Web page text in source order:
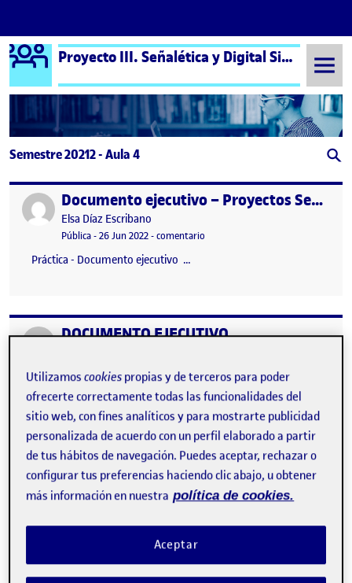
Saltar al contenido
Logo Ágora Proyecto III. Señalética y Digital Signage aula 4
Semestre 20212 - Aula 4
Publicado por Documento ejecutivo – Proyectos Señalética y Digital Signage
Publicado por
Elsa Díaz Escribano
Visibilidad:
Pública-Fecha de publicación
26 Jun 2022-comentario
Práctica - Documento ejecutivo …
Publicado porDOCUMENTO EJECUTIVO
25 Jun 2022 comentario
Práctica - Documento ejecutivo …
PEC4 – Aplicación
Publicado por
Laura Gonzalez
Visibilidad:
Pública -Fecha de publicación
24 Jun 2022-comentarioen PEC4 – Aplicación
PEC4 - Aplicación …
Utilizamoscookies propias y de terceros para poder
ofrecerte correctamente todas las funcionalidades del
sitio web, con fines analíticos y para mostrarte publicidad
personalizada de acuerdo con un perfil elaborado a partir
de tus hábitos de navegación. Puedes aceptar, rechazar o
configurar tus preferencias haciendo clic abajo, u obtener
más información en nuestra política de cookies.
Aceptar